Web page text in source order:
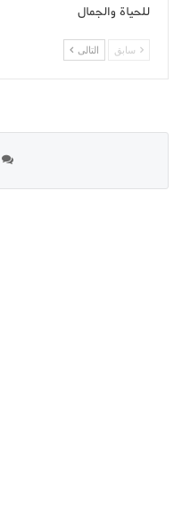
للحياة والجمال
سابق التالى